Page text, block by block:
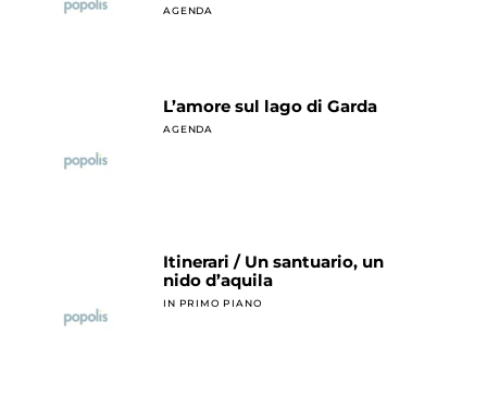
AGENDA
L’amore sul lago di Garda
AGENDA
Itinerari / Un santuario, un
nido d’aquila
IN PRIMO PIANO